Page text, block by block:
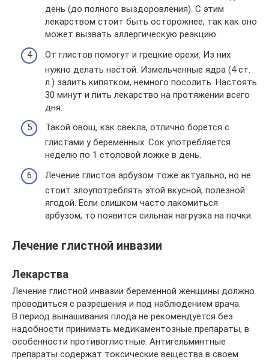
день (до полного выздоровления). С этим
лекарством стоит быть осторожнее, так как оно
может вызвать аллергическую реакцию.
От глистов помогут и грецкие орехи. Из них
нужно делать настой. Измельченные ядра (4 ст.
л.) залить кипятком, немного посолить. Настоять
30 минут и пить лекарство на протяжении всего
дня.
Такой овощ, как свекла, отлично борется с
глистами у беременных. Сок употребляется
неделю по 1 столовой ложке в день.
Лечение глистов арбузом тоже актуально, но не
стоит злоупотреблять этой вкусной, полезной
ягодой. Если слишком часто лакомиться
арбузом, то появится сильная нагрузка на почки.
Лечение глистной инвазии
Лекарства
Лечение глистной инвазии беременной женщины должно
проводиться с разрешения и под наблюдением врача.
В период вынашивания плода не рекомендуется без
надобности принимать медикаментозные препараты, в
особенности противоглистные. Антигельминтные
препараты содержат токсические вещества в своем